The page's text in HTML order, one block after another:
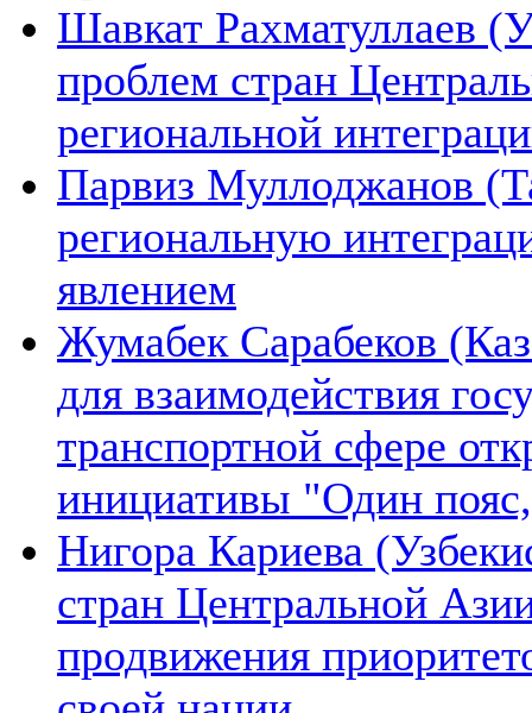
Шавкат Рахматуллаев
проблем стран
региональной
Парвиз Муллоджанов
региональную
явлением
Жумабек Сарабеков
для взаимодействия
транспортной сфере
инициативы "Один
Нигора Кариева
стран Центральной
продвижения